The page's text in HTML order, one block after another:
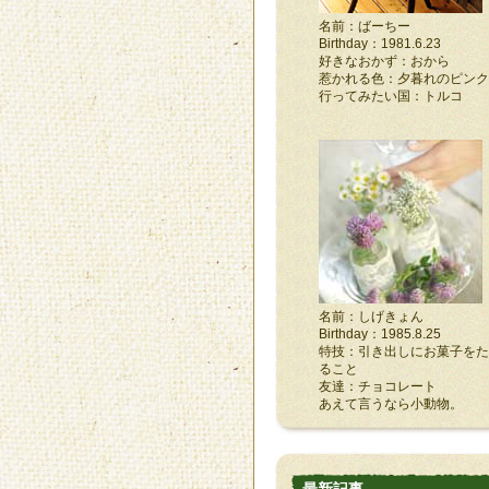
名前：ばーちー
Birthday：1981.6.23
好きなおかず：おから
惹かれる色：夕暮れのピンク
行ってみたい国：トルコ
名前：しげきょん
Birthday：1985.8.25
特技：引き出しにお菓子を
ること
友達：チョコレート
あえて言うなら小動物。